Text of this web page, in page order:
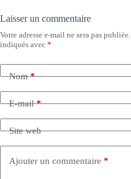
Laisser un commentaire
Votre adresse e-mail ne sera pas publiée.
indiqués avec *
Nom*
E-mail*
Site web
Ajouter un commentaire *